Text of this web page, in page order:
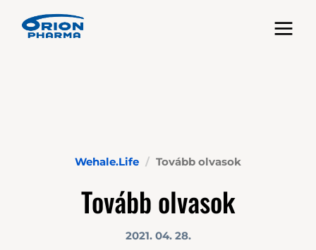
Toggle
Wehale.Life Tovább olvasok
Tovább olvasok
2021. 04. 28.